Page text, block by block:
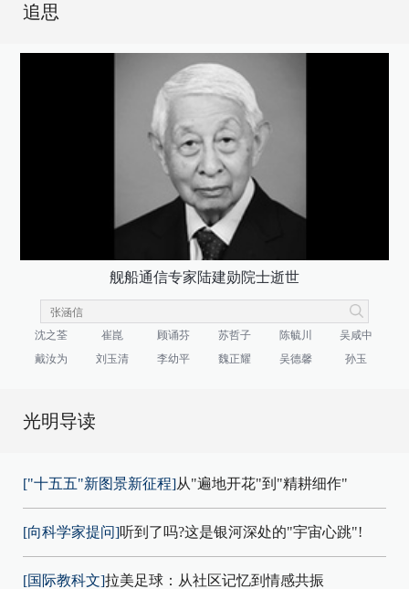
追思
舰船通信专家陆建勋院士逝世
沈之荃 崔崑 顾诵芬 苏哲子 陈毓川
吴咸中
戴汝为
刘玉清 李幼平 魏正耀 吴德馨 孙玉
光明导读
["十五五"新图景新征程]从"遍地开花"到"精耕细作"
[向科学家提问]听到了吗?这是银河深处的"宇宙心跳"!
[国际教科文]拉美足球：从社区记忆到情感共振